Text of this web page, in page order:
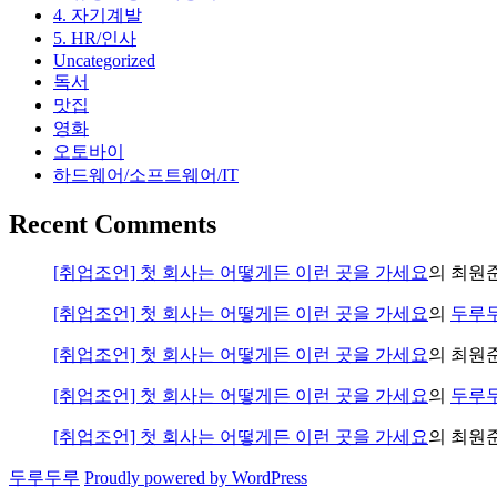
4. 자기계발
5. HR/인사
Uncategorized
독서
맛집
영화
오토바이
하드웨어/소프트웨어/IT
Recent Comments
[취업조언] 첫 회사는 어떻게든 이런 곳을 가세요의 최원
[취업조언] 첫 회사는 어떻게든 이런 곳을 가세요의 두루
[취업조언] 첫 회사는 어떻게든 이런 곳을 가세요의 최원
[취업조언] 첫 회사는 어떻게든 이런 곳을 가세요의 두루
[취업조언] 첫 회사는 어떻게든 이런 곳을 가세요의 최원
두루두루 Proudly powered by WordPress